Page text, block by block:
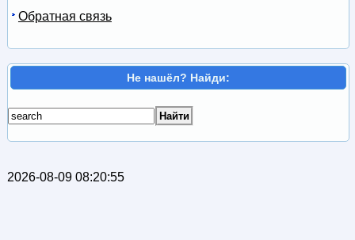
Обратная связь
Не нашёл? Найди:
2026-08-09 08:20:55